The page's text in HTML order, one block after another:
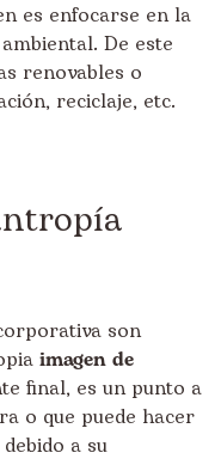
es enfocarse en la
De este
renovables o
reciclaje, etc.
son
imagen de
final, es un punto a
o que puede hacer
a su